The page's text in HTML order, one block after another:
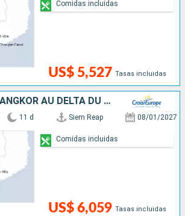
US$ 5,527 Tasas incluidas
Comidas incluidas
DES TEMPLES D'ANGKOR AU DELTA DU MÉKONG
11 d Siem Reap 08/01/2027
US$ 6,059 Tasas incluidas
Comidas incluidas